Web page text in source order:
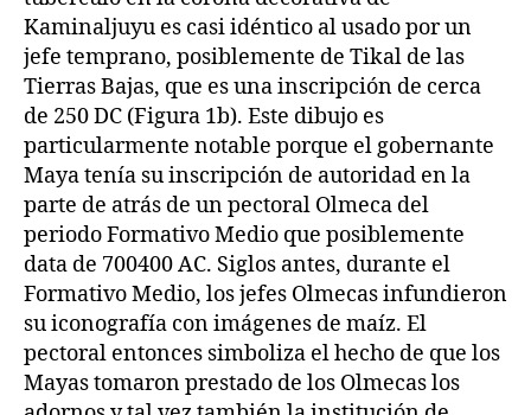
Kaminaljuyu es casi idéntico al usado por un
jefe temprano, posiblemente de Tikal de las
Tierras Bajas, que es una inscripción de cerca
de 250 DC (Figura 1b). Este dibujo es
particularmente notable porque el gobernante
Maya tenía su inscripción de autoridad en la
parte de atrás de un pectoral Olmeca del
periodo Formativo Medio que posiblemente
data de 700400 AC. Siglos antes, durante el
Formativo Medio, los jefes Olmecas infundieron
su iconografía con imágenes de maíz. El
pectoral entonces simboliza el hecho de que los
Mayas tomaron prestado de los Olmecas los